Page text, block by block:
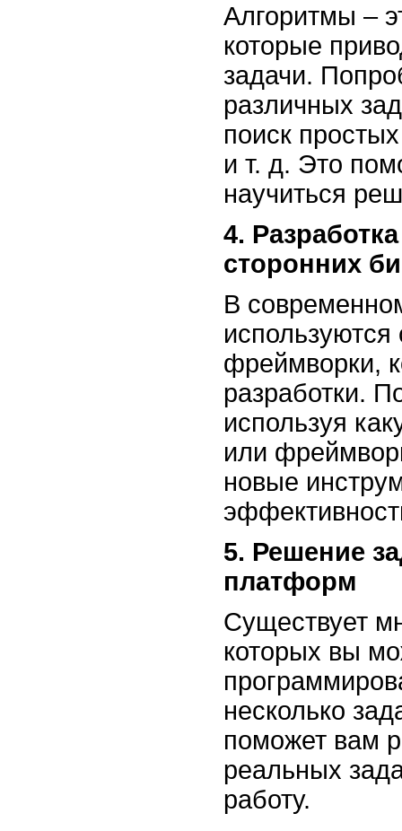
Алгоритмы –
которые
задачи.
различных
поиск
и т. д. Это
научиться
4.
сторонних
В
используются
фреймворки,
разработки.
используя
или
новые
5. Решение
платформ
Существует
которых вы
несколько
поможет вам
реальных
работу.